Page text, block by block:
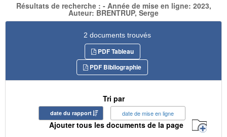
Résultats de recherche : - Année de mise en ligne: 2023,
Auteur: BRENTRUP, Serge
2 documents trouvés
PDF Tableau
PDF Bibliographie
Tri par
date du rapport date de mise en ligne
Ajouter tous les documents de la page